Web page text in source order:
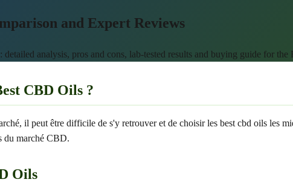
and Expert Reviews
analysis, pros and cons, lab-tested results and buying guide for the
CBD Oils ?
il peut être difficile de s'y retrouver et de choisir les best cbd oils les
du marché CBD.
Oils